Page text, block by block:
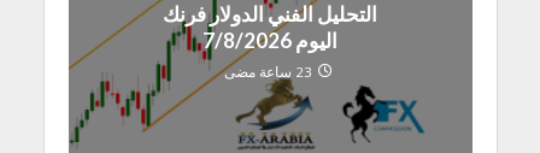
التحليل الفني الدولار فرنك
اليوم 7/8/2026
23 ساعة مضى